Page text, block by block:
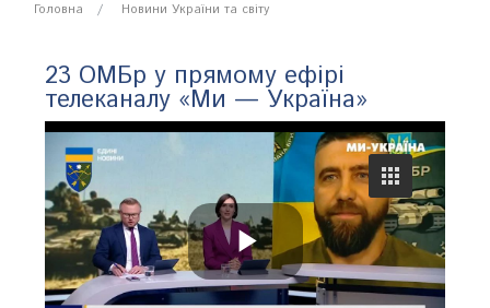
Головна Новини України та світу
23 ОМБр у прямому ефірі
телеканалу «Ми — Україна»
P